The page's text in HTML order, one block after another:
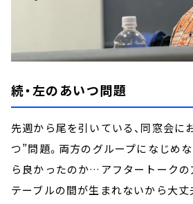
続・左のあいつ問題
先週から尾を引いている、同窓会に
つ”問題。両方のグループになじめ
ら良かったのか…アフタートークの
テーブルの間が生まれないから大丈